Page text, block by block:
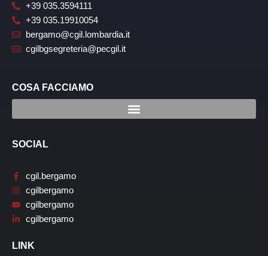
+39 035.3594111
+39 035.19910054
bergamo@cgil.lombardia.it
cgilbgsegreteria@pecgil.it
COSA FACCIAMO
SOCIAL
cgil.bergamo
cgilbergamo
cgilbergamo
cgilbergamo
LINK